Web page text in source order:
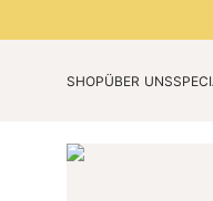
SHOPÜBER UNS